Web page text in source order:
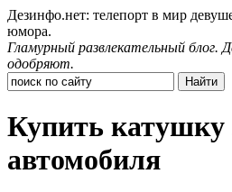
Дезинфо.нет: телепорт в мир
юмора.
Гламурный развлекательный
одобряют.
Купить катушку
автомобиля